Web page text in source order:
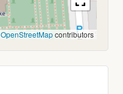
OpenStreetMapcontributors